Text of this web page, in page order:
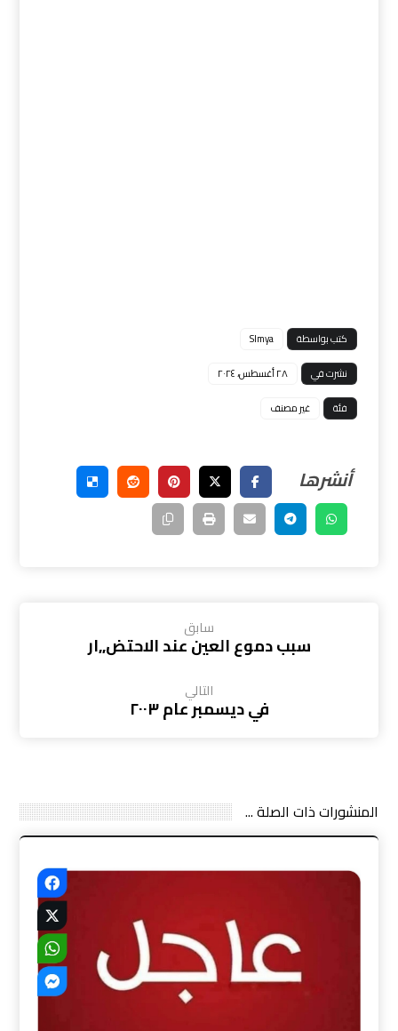
كتب بواسطة
Slmya
نشرت في
٢٨ أغسطس، ٢٠٢٤
فئة
غير مصنف
سابق
سبب دموع العين عند الاحتض,,ار
التالي
في ديسمبر عام ٢٠٠٣
المنشورات ذات الصلة ...